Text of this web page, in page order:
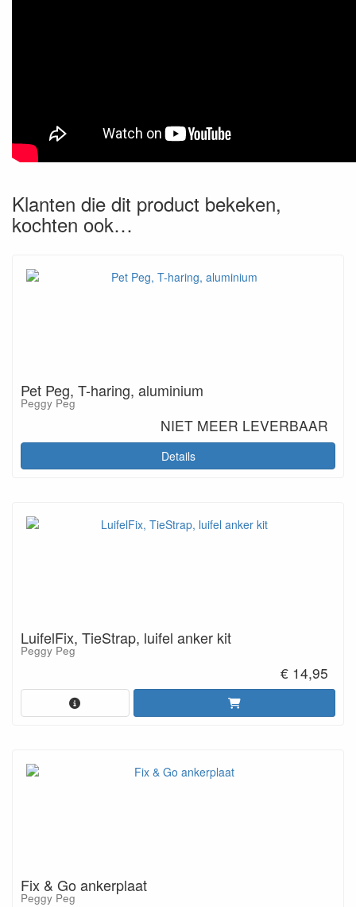
Klanten die dit product bekeken,
kochten ook…
Pet Peg, T-haring, aluminium
Peggy Peg
NIET MEER LEVERBAAR
Details
LuifelFix, TieStrap, luifel anker kit
Peggy Peg
€ 14,95
Fix & Go ankerplaat
Peggy Peg